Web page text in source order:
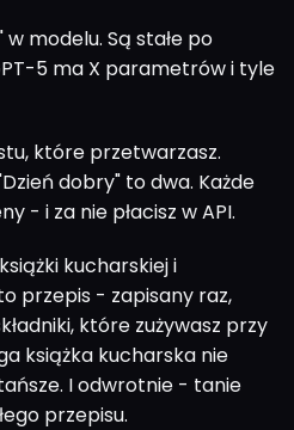
modelu. Są stałe po
5 ma X parametrów i tyle
które przetwarzasz.
dobry" to dwa. Każde
- i za nie płacisz w API.
kucharskiej i
przepis - zapisany raz,
które zużywasz przy
książka kucharska nie
I odwrotnie - tanie
przepisu.